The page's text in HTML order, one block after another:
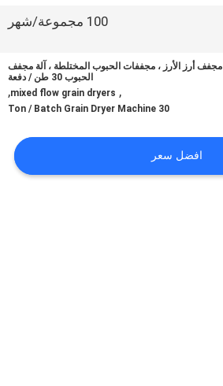
100 مجموعة/شهر
مجفف أرز الأرز ، مجففات الحبوب المختلطة ، آلة مجفف
الحبوب 30 طن / دفعة
,
mixed flow grain dryers
,
30 Ton / Batch Grain Dryer Machine
افضل سعر